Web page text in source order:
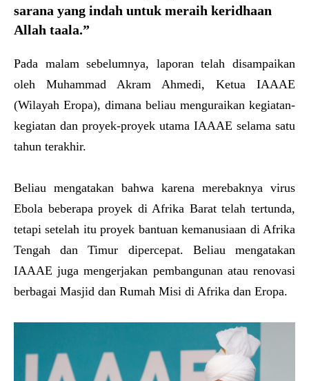
sarana yang indah untuk meraih keridhaan
Allah taala.”
Pada malam sebelumnya, laporan telah disampaikan
oleh Muhammad Akram Ahmedi, Ketua IAAAE
(Wilayah Eropa), dimana beliau menguraikan kegiatan-
kegiatan dan proyek-proyek utama IAAAE selama satu
tahun terakhir.
Beliau mengatakan bahwa karena merebaknya virus
Ebola beberapa proyek di Afrika Barat telah tertunda,
tetapi setelah itu proyek bantuan kemanusiaan di Afrika
Tengah dan Timur dipercepat. Beliau mengatakan
IAAAE juga mengerjakan pembangunan atau renovasi
berbagai Masjid dan Rumah Misi di Afrika dan Eropa.